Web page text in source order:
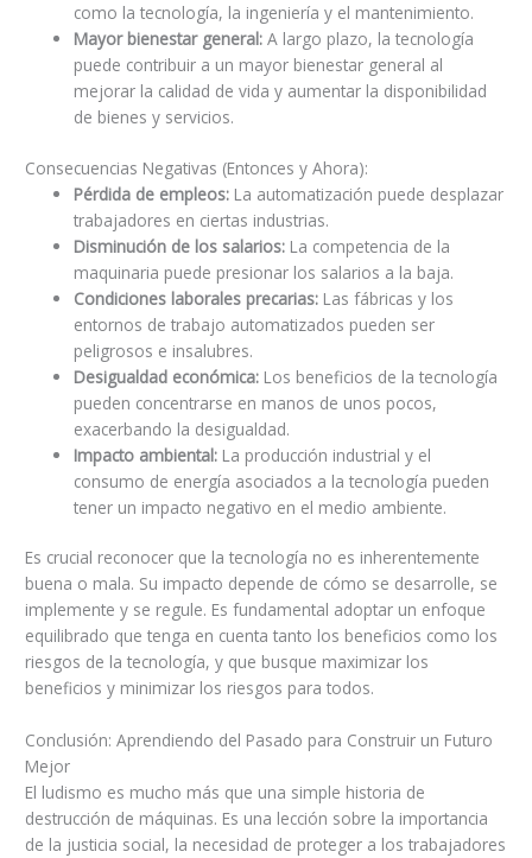
como la tecnología, la ingeniería y el mantenimiento.
Mayor bienestar general: A largo plazo, la tecnología
puede contribuir a un mayor bienestar general al
mejorar la calidad de vida y aumentar la disponibilidad
de bienes y servicios.
Consecuencias Negativas (Entonces y Ahora):
Pérdida de empleos: La automatización puede desplazar
trabajadores en ciertas industrias.
Disminución de los salarios: La competencia de la
maquinaria puede presionar los salarios a la baja.
Condiciones laborales precarias: Las fábricas y los
entornos de trabajo automatizados pueden ser
peligrosos e insalubres.
Desigualdad económica: Los beneficios de la tecnología
pueden concentrarse en manos de unos pocos,
exacerbando la desigualdad.
Impacto ambiental: La producción industrial y el
consumo de energía asociados a la tecnología pueden
tener un impacto negativo en el medio ambiente.
Es crucial reconocer que la tecnología no es inherentemente
buena o mala. Su impacto depende de cómo se desarrolle, se
implemente y se regule. Es fundamental adoptar un enfoque
equilibrado que tenga en cuenta tanto los beneficios como los
riesgos de la tecnología, y que busque maximizar los
beneficios y minimizar los riesgos para todos.
Conclusión: Aprendiendo del Pasado para Construir un Futuro
Mejor
El ludismo es mucho más que una simple historia de
destrucción de máquinas. Es una lección sobre la importancia
de la justicia social, la necesidad de proteger a los trabajadores